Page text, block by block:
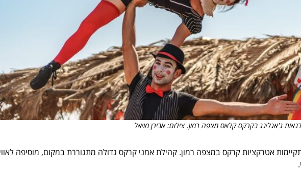
ג'אגלינג בקרקס קלאס מצפה רמון. צילום: אבירן מויאל
אטרקציות קרקס במצפה רמון. קהילת אמני קרקס גדולה מתגוררת במקום, מוסיפה